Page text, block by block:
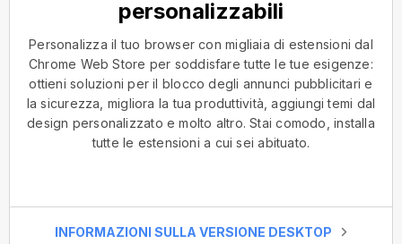
personalizzabili
Personalizza il tuo browser con migliaia di estensioni dal
Chrome Web Store per soddisfare tutte le tue esigenze:
ottieni soluzioni per il blocco degli annunci pubblicitari e
la sicurezza, migliora la tua produttività, aggiungi temi dal
design personalizzato e molto altro. Stai comodo, installa
tutte le estensioni a cui sei abituato.
INFORMAZIONI SULLA VERSIONE DESKTOP